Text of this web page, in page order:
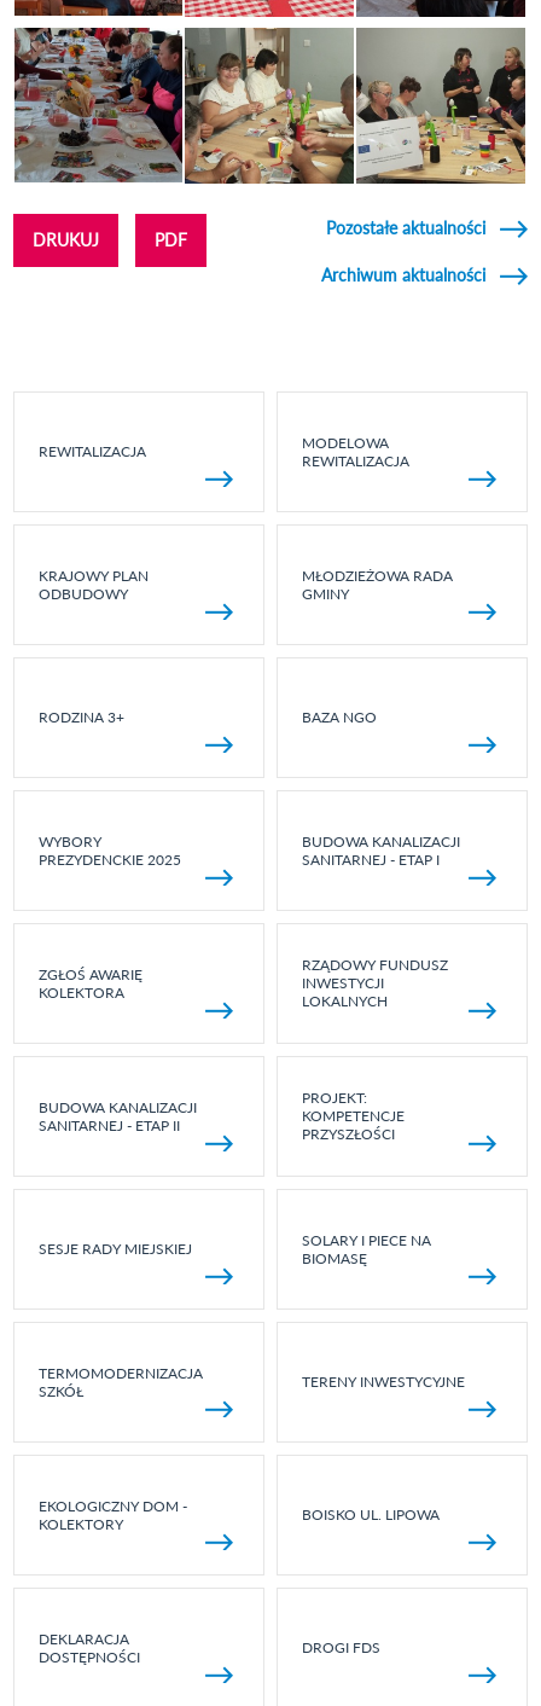
DRUKUJ PDF
Pozostałe aktualności
Archiwum aktualności
REWITALIZACJA
MODELOWA
REWITALIZACJA
KRAJOWY PLAN
ODBUDOWY
MŁODZIEŻOWA RADA
GMINY
RODZINA 3+ BAZA NGO
WYBORY
PREZYDENCKIE 2025
BUDOWA KANALIZACJI
SANITARNEJ - ETAP I
ZGŁOŚ AWARIĘ
KOLEKTORA
RZĄDOWY FUNDUSZ
INWESTYCJI
LOKALNYCH
BUDOWA KANALIZACJI
SANITARNEJ - ETAP II
PROJEKT:
KOMPETENCJE
PRZYSZŁOŚCI
SESJE RADY MIEJSKIEJ
SOLARY I PIECE NA
BIOMASĘ
TERMOMODERNIZACJA
SZKÓŁ
TERENY INWESTYCYJNE
EKOLOGICZNY DOM -
KOLEKTORY
BOISKO UL. LIPOWA
DEKLARACJA
DOSTĘPNOŚCI
DROGI FDS